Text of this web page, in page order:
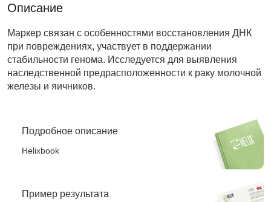
Описание
Маркер связан с особенностями восстановления ДНК
при повреждениях, участвует в поддержании
стабильности генома. Исследуется для выявления
наследственной предрасположенности к раку молочной
железы и яичников.
Подробное описание
Helixbook
Пример результата